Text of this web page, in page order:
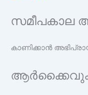
സമീപകാല
കാണിക്കാൻ